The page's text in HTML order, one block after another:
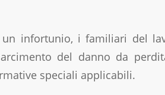
infortunio, i familiari del
del danno da
speciali applicabili.